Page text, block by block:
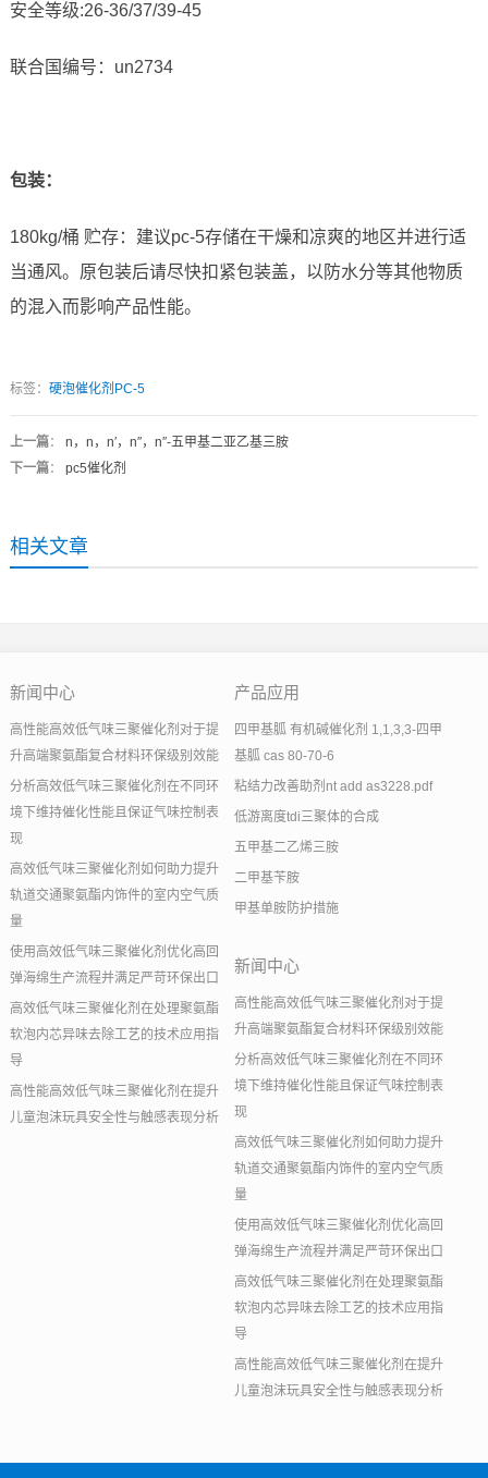
安全等级:26-36/37/39-45
联合国编号：un2734
包装：
180kg/桶 贮存：建议pc-5存储在干燥和凉爽的地区并进行适
当通风。原包装后请尽快扣紧包装盖，以防水分等其他物质
的混入而影响产品性能。
标签： 硬泡催化剂PC-5
上一篇： n，n，n′，n″，n″-五甲基二亚乙基三胺
下一篇： pc5催化剂
相关文章
新闻中心
高性能高效低气味三聚催化剂对于提
升高端聚氨酯复合材料环保级别效能
分析高效低气味三聚催化剂在不同环
境下维持催化性能且保证气味控制表
现
高效低气味三聚催化剂如何助力提升
轨道交通聚氨酯内饰件的室内空气质
量
使用高效低气味三聚催化剂优化高回
弹海绵生产流程并满足严苛环保出口
高效低气味三聚催化剂在处理聚氨酯
软泡内芯异味去除工艺的技术应用指
导
高性能高效低气味三聚催化剂在提升
儿童泡沫玩具安全性与触感表现分析
产品应用
四甲基胍 有机碱催化剂 1,1,3,3-四甲
基胍 cas 80-70-6
粘结力改善助剂nt add as3228.pdf
低游离度tdi三聚体的合成
五甲基二乙烯三胺
二甲基苄胺
甲基单胺防护措施
新闻中心
高性能高效低气味三聚催化剂对于提
升高端聚氨酯复合材料环保级别效能
分析高效低气味三聚催化剂在不同环
境下维持催化性能且保证气味控制表
现
高效低气味三聚催化剂如何助力提升
轨道交通聚氨酯内饰件的室内空气质
量
使用高效低气味三聚催化剂优化高回
弹海绵生产流程并满足严苛环保出口
高效低气味三聚催化剂在处理聚氨酯
软泡内芯异味去除工艺的技术应用指
导
高性能高效低气味三聚催化剂在提升
儿童泡沫玩具安全性与触感表现分析